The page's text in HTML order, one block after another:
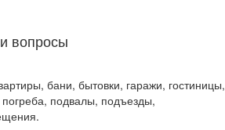
вопросы
бани, бытовки, гаражи, гостиницы,
подвалы, подъезды,